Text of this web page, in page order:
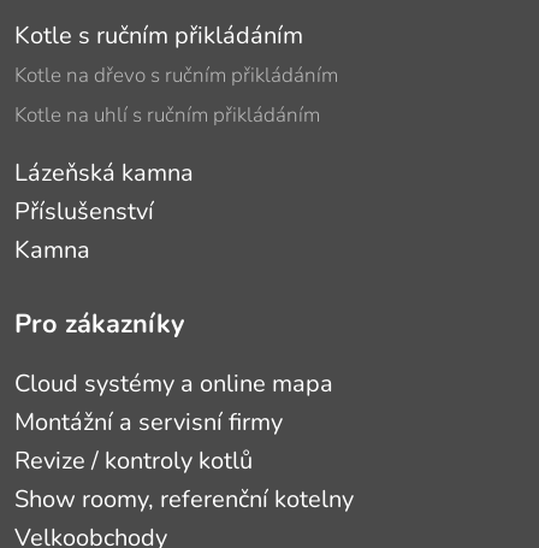
Kotle s ručním přikládáním
Kotle na dřevo s ručním přikládáním
Kotle na uhlí s ručním přikládáním
Lázeňská kamna
Příslušenství
Kamna
Pro zákazníky
Cloud systémy a online mapa
Montážní a servisní firmy
Revize / kontroly kotlů
Show roomy, referenční kotelny
Velkoobchody